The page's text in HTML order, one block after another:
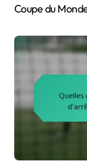
Coupe du